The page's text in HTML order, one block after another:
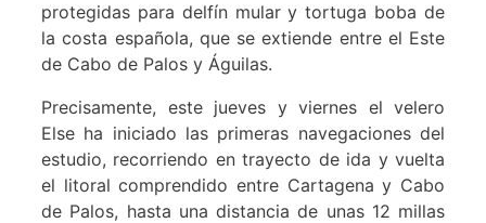
protegidas para delfín mular y tortuga boba de
la costa española, que se extiende entre el Este
de Cabo de Palos y Águilas.
Precisamente, este jueves y viernes el velero
Else ha iniciado las primeras navegaciones del
estudio, recorriendo en trayecto de ida y vuelta
el litoral comprendido entre Cartagena y Cabo
de Palos, hasta una distancia de unas 12 millas